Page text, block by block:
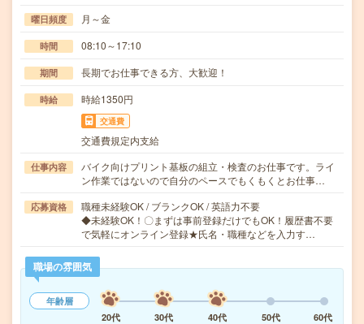
曜日頻度 月～金
時間 08:10～17:10
期間 長期でお仕事できる方、大歓迎！
時給 時給1350円
交通費
交通費規定内支給
仕事内容
バイク向けプリント基板の組立・検査のお仕事です。ライ
ン作業ではないので自分のペースでもくもくとお仕事…
応募資格
職種未経験OK / ブランクOK / 英語力不要
◆未経験OK！〇まずは事前登録だけでもOK！履歴書不要
で気軽にオンライン登録★氏名・職種などを入力す…
職場の雰囲気
年齢層
20代
30代 40代 50代 60代